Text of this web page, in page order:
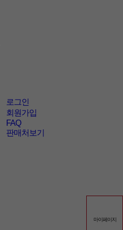
로그인
회원가입
FAQ
판매처보기
마이페이지